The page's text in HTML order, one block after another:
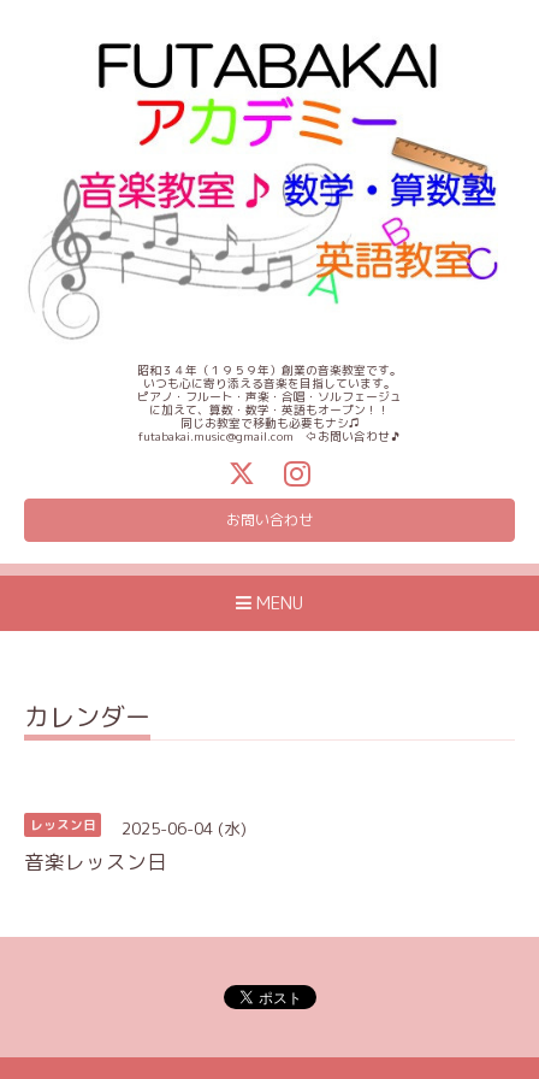
昭和３４年（１９５９年）創業の音楽教室です。
いつも心に寄り添える音楽を目指しています。
ピアノ・フルート・声楽・合唱・ソルフェージュ
に加えて、算数・数学・英語もオープン！！
同じお教室で移動も必要もナシ♫
futabakai.music@gmail.com ⇦お問い合わせ🎵
お問い合わせ
MENU
カレンダー
レッスン日 2025-06-04 (水)
音楽レッスン日